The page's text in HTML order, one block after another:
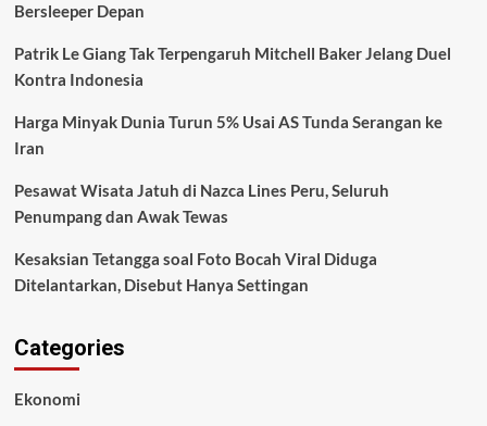
Bersleeper Depan
Patrik Le Giang Tak Terpengaruh Mitchell Baker Jelang Duel
Kontra Indonesia
Harga Minyak Dunia Turun 5% Usai AS Tunda Serangan ke
Iran
Pesawat Wisata Jatuh di Nazca Lines Peru, Seluruh
Penumpang dan Awak Tewas
Kesaksian Tetangga soal Foto Bocah Viral Diduga
Ditelantarkan, Disebut Hanya Settingan
Categories
Ekonomi